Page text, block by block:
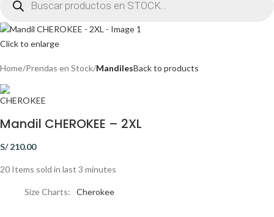
Click to enlarge
Home Prendas en Stock MandilesBack to products
Mandil CHEROKEE – 2XL
S/210.00
20 Items sold in last 3 minutes
Size Charts Cherokee